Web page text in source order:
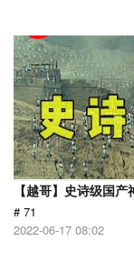
【越哥】史诗级国
# 71
2022-06-17 08:02